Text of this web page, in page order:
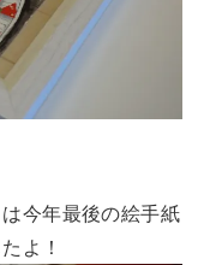
今年最後の絵手紙
たよ！